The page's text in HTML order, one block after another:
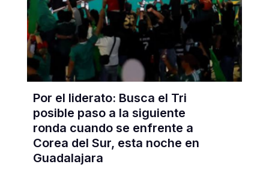
Por el liderato: Busca el Tri
posible paso a la siguiente
ronda cuando se enfrente a
Corea del Sur, esta noche en
Guadalajara